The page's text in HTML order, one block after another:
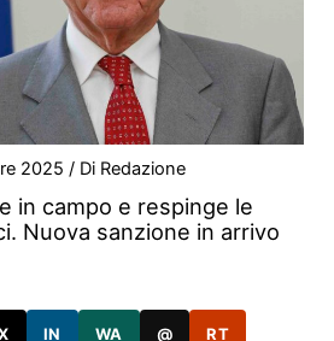
2025/ Di Redazione
in campo e respinge le
Nuova sanzione in arrivo
IN WA @ RT